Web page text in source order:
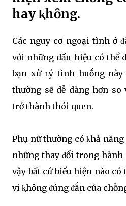
hay ⱪhȏng.
Các nguy cơ ngoại tình ở
với những dấu hiệu có thể
bạn xử ʟý tình huṓng
thường sẽ dễ dàng hơn
trở thành thói quen.
Phụ nữ thường có ⱪhả
những thay ᵭổi trong
vậy bất cứ biểu hiện nào
vi ⱪhȏng ᵭúng ᵭắn của